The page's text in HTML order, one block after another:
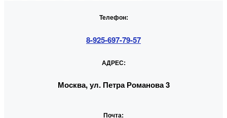
Телефон:
8-925-697-79-57
АДРЕС:
Москва, ул. Петра Романова 3
Почта: